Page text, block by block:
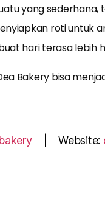
yang
roti
hari terasa lebih
Bakery bisa
| Website: